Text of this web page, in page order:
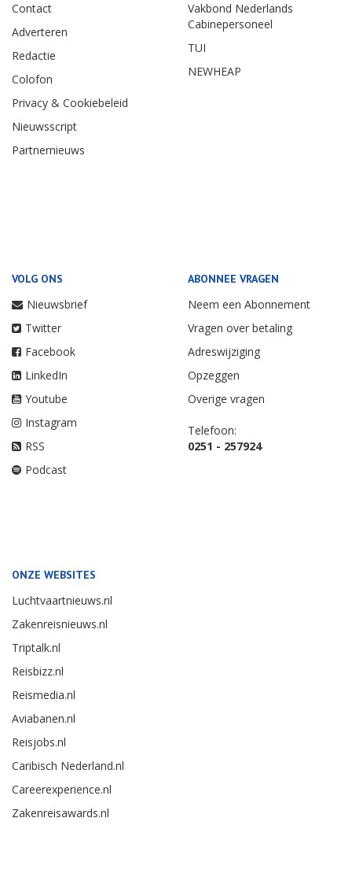
Contact
Adverteren
Redactie
Colofon
Privacy & Cookiebeleid
Nieuwsscript
Partnernieuws
Vakbond Nederlands
Cabinepersoneel
TUI
NEWHEAP
VOLG ONS
Nieuwsbrief
Twitter
Facebook
LinkedIn
Youtube
Instagram
RSS
Podcast
ABONNEE VRAGEN
Neem een Abonnement
Vragen over betaling
Adreswijziging
Opzeggen
Overige vragen
Telefoon:
0251 - 257924
ONZE WEBSITES
Luchtvaartnieuws.nl
Zakenreisnieuws.nl
Triptalk.nl
Reisbizz.nl
Reismedia.nl
Aviabanen.nl
Reisjobs.nl
Caribisch Nederland.nl
Careerexperience.nl
Zakenreisawards.nl